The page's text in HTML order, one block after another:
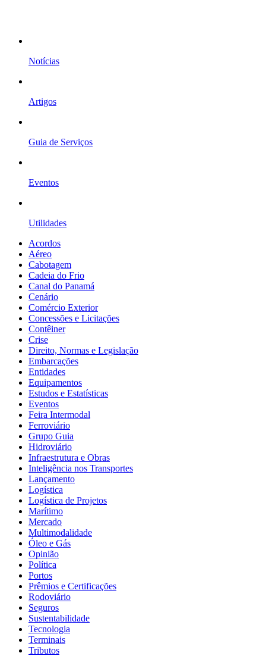
Notícias
Artigos
Guia de Serviços
Eventos
Utilidades
Acordos
Aéreo
Cabotagem
Cadeia do Frio
Canal do Panamá
Cenário
Comércio Exterior
Concessões e Licitações
Contêiner
Crise
Direito, Normas e Legislação
Embarcações
Entidades
Equipamentos
Estudos e Estatísticas
Eventos
Feira Intermodal
Ferroviário
Grupo Guia
Hidroviário
Infraestrutura e Obras
Inteligência nos Transportes
Lançamento
Logística
Logística de Projetos
Marítimo
Mercado
Multimodalidade
Óleo e Gás
Opinião
Política
Portos
Prêmios e Certificações
Rodoviário
Seguros
Sustentabilidade
Tecnologia
Terminais
Tributos